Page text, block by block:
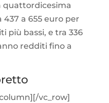
quattordicesima
a 655 euro per
più bassi, e tra 336
redditi fino a
vc_row]